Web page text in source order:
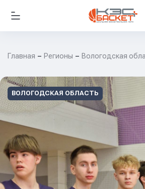
Главная Регионы Вологодская
ВОЛОГОДСКАЯ ОБЛАСТЬ